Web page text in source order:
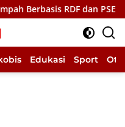
RDF dan PSEL
Edukasi Sport